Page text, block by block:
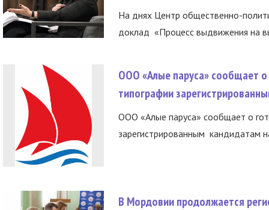
На днях Центр общественно-
доклад «Процесс выдвижения на
ООО «Алые паруса» сообщает о
типографии
ООО «Алые паруса» сообщает о
зарегистрированным кандидатам
В Мордовии продолжается